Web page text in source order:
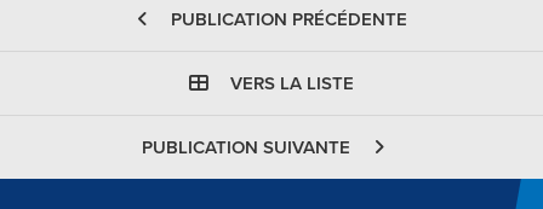
PUBLICATION PRÉCÉDENTE
VERS LA LISTE
PUBLICATION SUIVANTE